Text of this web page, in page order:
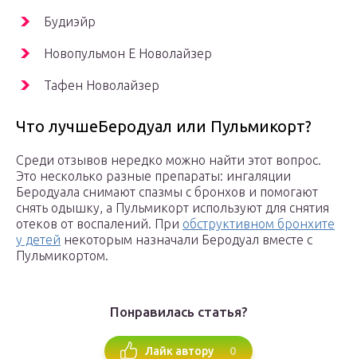
Будиэйр
Новопульмон Е Новолайзер
Тафен Новолайзер
Что лучшеБеродуал или Пульмикорт?
Среди отзывов нередко можно найти этот вопрос.
Это несколько разные препараты: ингаляции
Беродуала снимают спазмы с бронхов и помогают
снять одышку, а Пульмикорт используют для снятия
отеков от воспалений. При обструктивном бронхите
у детей некоторым назначали Беродуал вместе с
Пульмикортом.
Понравилась статья?
Лайк автору 0